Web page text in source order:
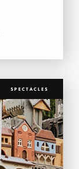
SPECTACLES